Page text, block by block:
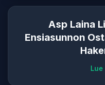
Asp Laina
Ensiasunnon
Lue